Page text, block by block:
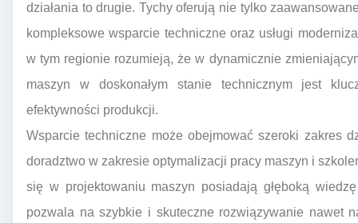
działania to drugie. Tychy oferują nie tylko
kompleksowe wsparcie techniczne oraz usługi
w tym regionie rozumieją, że w dynamicznie
maszyn w doskonałym stanie technicznym jest
efektywności produkcji.
Wsparcie techniczne może obejmować szeroki zakres
doradztwo w zakresie optymalizacji pracy maszyn i
się w projektowaniu maszyn posiadają głęboką
pozwala na szybkie i skuteczne rozwiązywanie nawet